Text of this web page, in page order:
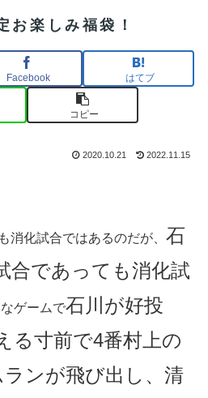
お楽しみ福袋！
Facebook はてブ
コピー
2020.10.21 2022.11.15
消化試合ではあるのだが、 石
合であっても消化試
ゲームで石川が好投
る寸前で4番村上の
ンが飛び出し、清